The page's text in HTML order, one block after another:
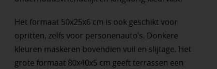
Het formaat 50x25x6 cm is ook geschikt voor
opritten, zelfs voor personenauto’s. Donkere
kleuren maskeren bovendien vuil en slijtage. Het
grote formaat 80x40x5 cm geeft terrassen een